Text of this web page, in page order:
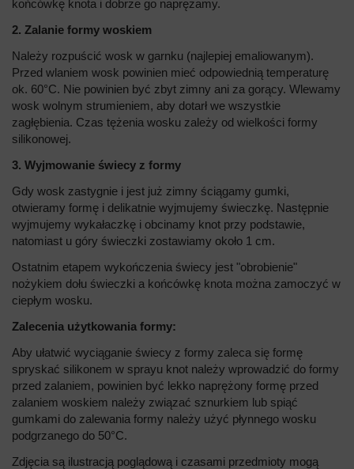
końcówkę knota i dobrze go naprężamy.
2. Zalanie formy woskiem
Należy rozpuścić wosk w garnku (najlepiej emaliowanym).
Przed wlaniem wosk powinien mieć odpowiednią temperaturę
ok. 60°C. Nie powinien być zbyt zimny ani za gorący. Wlewamy
wosk wolnym strumieniem, aby dotarł we wszystkie
zagłębienia. Czas tężenia wosku zależy od wielkości formy
silikonowej.
3. Wyjmowanie świecy z formy
Gdy wosk zastygnie i jest już zimny ściągamy gumki,
otwieramy formę i delikatnie wyjmujemy świeczkę. Następnie
wyjmujemy wykałaczkę i obcinamy knot przy podstawie,
natomiast u góry świeczki zostawiamy około 1 cm.
Ostatnim etapem wykończenia świecy jest "obrobienie"
nożykiem dołu świeczki a końcówkę knota można zamoczyć w
ciepłym wosku.
Zalecenia użytkowania formy:
Aby ułatwić wyciąganie świecy z formy zaleca się formę
spryskać silikonem w sprayu knot należy wprowadzić do formy
przed zalaniem, powinien być lekko naprężony formę przed
zalaniem woskiem należy związać sznurkiem lub spiąć
gumkami do zalewania formy należy użyć płynnego wosku
podgrzanego do 50°C.
Zdjęcia są ilustracją poglądową i czasami przedmioty mogą